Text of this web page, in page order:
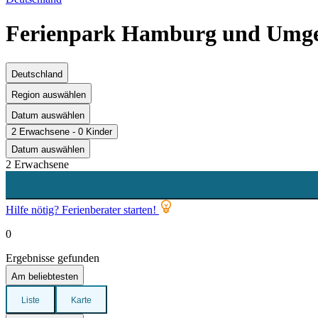
Ferienpark Hamburg und
Deutschland
Region auswählen
Datum auswählen
2 Erwachsene - 0 Kinder
Datum auswählen
2 Erwachsene
Hilfe nötig? Ferienberater starten!
0
Ergebnisse gefunden
Am beliebtesten
Liste Karte